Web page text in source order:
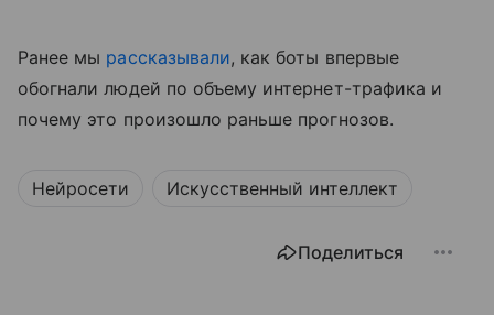
Ранее мы рассказывали, как боты впервые
обогнали людей по объему интернет-трафика и
почему это произошло раньше прогнозов.
Нейросети Искусственный интеллект
Поделиться